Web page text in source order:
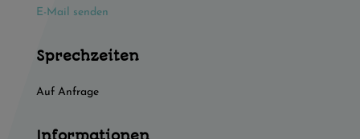
E-Mail senden
Sprechzeiten
Auf Anfrage
Informationen